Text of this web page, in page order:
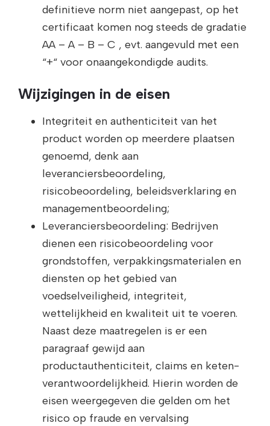
definitieve norm niet aangepast, op het
certificaat komen nog steeds de gradatie
AA – A – B – C , evt. aangevuld met een
“+“ voor onaangekondigde audits.
Wijzigingen in de eisen
Integriteit en authenticiteit van het
product worden op meerdere plaatsen
genoemd, denk aan
leveranciersbeoordeling,
risicobeoordeling, beleidsverklaring en
managementbeoordeling;
Leveranciersbeoordeling: Bedrijven
dienen een risicobeoordeling voor
grondstoffen, verpakkings­materialen en
diensten op het gebied van
voedselveiligheid, integriteit,
wettelijkheid en kwaliteit uit te voeren.
Naast deze maatregelen is er een
paragraaf gewijd aan
productauthenticiteit, claims en keten-
verantwoordelijkheid. Hierin worden de
eisen weergegeven die gelden om het
risico op fraude en vervalsing